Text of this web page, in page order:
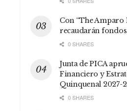
Con “The Amparo
recaudarán
0 SHARES
Junta de PICA
Financiero y
Quinquenal 2027-
0 SHARES